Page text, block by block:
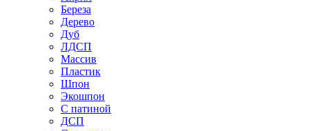
Береза
Дерево
Дуб
ЛДСП
Массив
Пластик
Шпон
Экошпон
С патиной
ДСП